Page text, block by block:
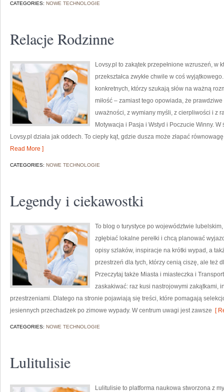
CATEGORIES: NOWE TECHNOLOGIE
Relacje Rodzinne
Lovsy.pl to zakątek przepełnione wzruszeń, w
przekształca zwykłe chwile w coś
konkretnych, którzy szukają słów na ważną
miłość – zamiast tego opowiada, że
uważności, z wymiany myśli, z cierpliwości i z
Motywacja i Pasja i Wstyd i Poczucie Winny.
Lovsy.pl działa jak oddech. To ciepły kąt, gdzie dusza może złapać
Read More ]
CATEGORIES: NOWE TECHNOLOGIE
Legendy i ciekawostki
To blog o turystyce po województwie
zgłębiać lokalne perełki i chcą planować
opisy szlaków, inspiracje na krótki wypad, a
przestrzeń dla tych, którzy cenią ciszę, ale też
Przeczytaj także Miasta i miasteczka i
zaskakiwać: raz kusi nastrojowymi zakątkami,
przestrzeniami. Dlatego na stronie pojawiają się treści, które pomagają
jesiennych przechadzek po zimowe wypady. W centrum uwagi jest zawsze [
CATEGORIES: NOWE TECHNOLOGIE
Lulitulisie
Lulitulisie to platforma naukowa stworzona z